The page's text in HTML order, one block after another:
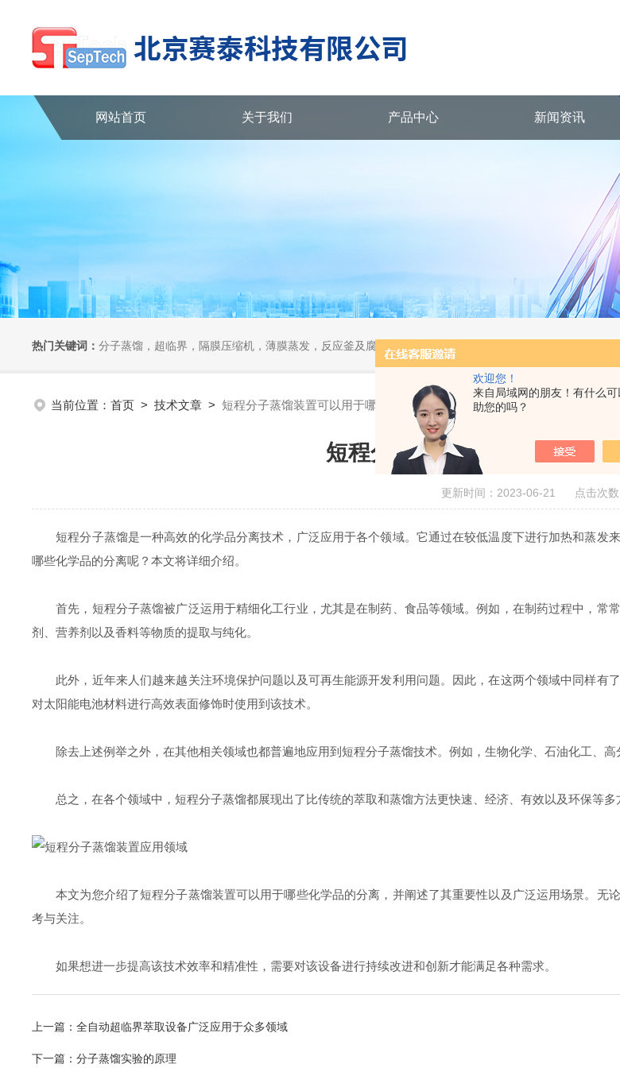
欢迎您！
来自局域网的朋友！有什么可
助您的吗？
网站首页 关于我们 产品中心 新闻资讯
热门关键词： 分子蒸馏，超临界，隔膜压缩机，薄膜蒸发，反应釜及腐蚀测试系统，升华设备等
当前位置： 首页 > 技术文章 > 短程分子蒸馏装置可以用于哪些化学品的分离
短程分子蒸馏装置可以用于
更新时间：2023-06-21 点击次数
短程分子蒸馏是一种高效的化学品分离技术，广泛应用于各个领域。它通过在较低温度下进行加热和蒸发
哪些化学品的分离呢？本文将详细介绍。
首先，短程分子蒸馏被广泛运用于精细化工行业，尤其是在制药、食品等领域。例如，在制药过程中，常
剂、营养剂以及香料等物质的提取与纯化。
此外，近年来人们越来越关注环境保护问题以及可再生能源开发利用问题。因此，在这两个领域中同样有
对太阳能电池材料进行高效表面修饰时使用到该技术。
除去上述例举之外，在其他相关领域也都普遍地应用到短程分子蒸馏技术。例如，生物化学、石油化工、高
总之，在各个领域中，短程分子蒸馏都展现出了比传统的萃取和蒸馏方法更快速、经济、有效以及环保等多
本文为您介绍了短程分子蒸馏装置可以用于哪些化学品的分离，并阐述了其重要性以及广泛运用场景。无
考与关注。
如果想进一步提高该技术效率和精准性，需要对该设备进行持续改进和创新才能满足各种需求。
上一篇： 全自动超临界萃取设备广泛应用于众多领域
下一篇： 分子蒸馏实验的原理